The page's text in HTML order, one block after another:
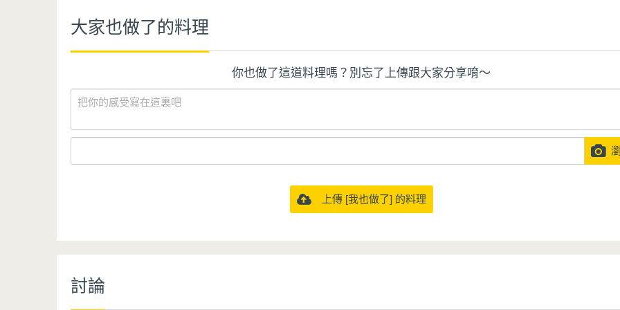
大家也做了的料理
你也做了這道料理嗎？別忘了上傳跟大家分享唷～
上傳 [我也做了] 的料理
討論